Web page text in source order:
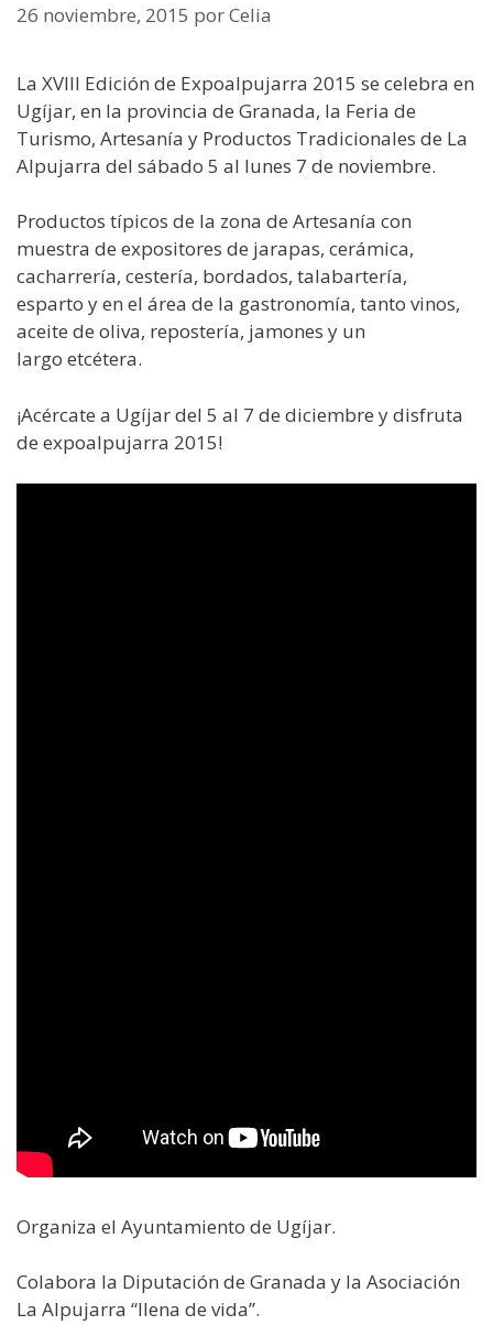
26 noviembre, 2015 porCelia
La XVIII Edición de Expoalpujarra 2015 se celebra en
Ugíjar, en la provincia de Granada, la Feria de
Turismo, Artesanía y Productos Tradicionales de La
Alpujarra del sábado 5 al lunes 7 de noviembre.
Productos típicos de la zona de Artesanía con
muestra de expositores de jarapas, cerámica,
cacharrería, cestería, bordados, talabartería,
esparto y en el área de la gastronomía, tanto vinos,
aceite de oliva, repostería, jamones y un
largo etcétera.
¡Acércate a Ugíjar del 5 al 7 de diciembre y disfruta
de expoalpujarra 2015!
Organiza el Ayuntamiento de Ugíjar.
Colabora la Diputación de Granada y la Asociación
La Alpujarra “llena de vida”.